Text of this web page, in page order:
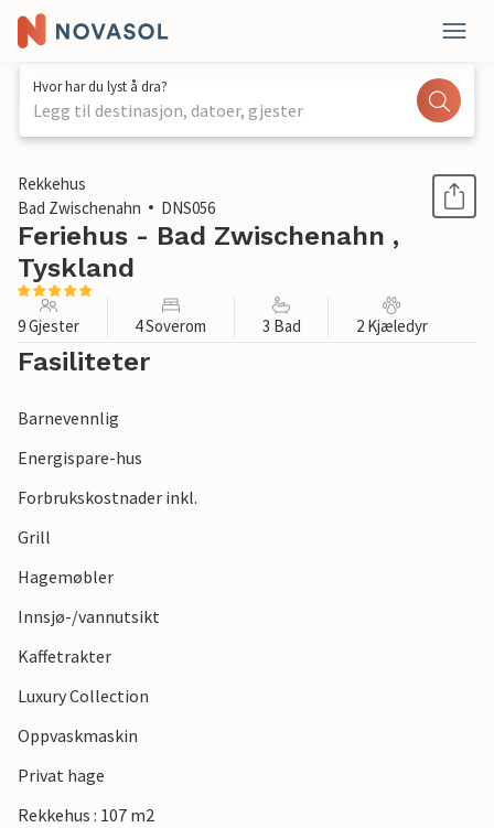
Hvor har du lyst å dra?
Legg til destinasjon, datoer, gjester
1 / 1
Rekkehus
Bad Zwischenahn
DNS056
Feriehus - Bad Zwischenahn ,
Tyskland
9 Gjester 4 Soverom 3 Bad 2 Kjæledyr
Fasiliteter
Barnevennlig
Energispare-hus
Forbrukskostnader inkl.
Grill
Hagemøbler
Innsjø-/vannutsikt
Kaffetrakter
Luxury Collection
Oppvaskmaskin
Privat hage
Rekkehus : 107 m2